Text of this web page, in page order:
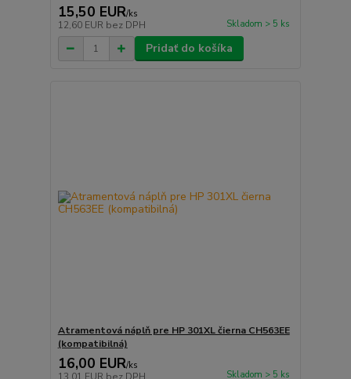
15,50 EUR/ks
12,60 EUR bez DPH Skladom > 5 ks
Pridať do košíka
Atramentová náplň pre HP 301XL čierna CH563EE
(kompatibilná)
16,00 EUR/ks
Skladom > 5 ks